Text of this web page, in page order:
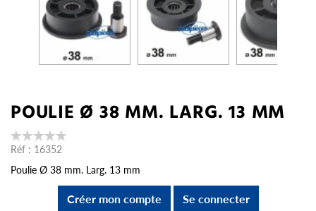
POULIE Ø 38 MM. LARG. 13 MM
Réf : 16352
Poulie Ø 38 mm. Larg. 13 mm
Créer mon compte
Se connecter